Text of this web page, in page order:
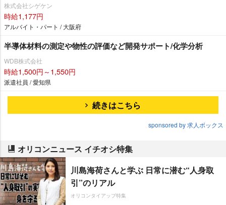
株式会社シゲケン
時給1,177円
アルバイト・パート / 大阪府
半導体材料の測定や物性の評価など開発サポート/化学分析
WDB株式会社
時給1,500円～1,550円
派遣社員 / 愛知県
続きはこちら
sponsored by 求人ボックス
オリコンニュース イチオシ特集
川島海荷さんと学ぶ 日常に潜む“人身取
引”のリアル
オリコンタイアップ特集